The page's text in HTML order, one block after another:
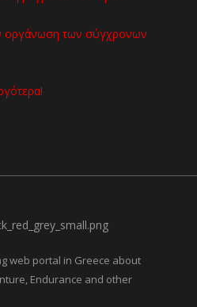
web portal in Greece about
Endurance and other